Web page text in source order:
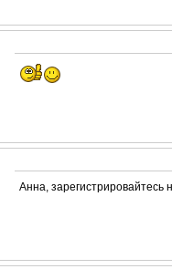
Анна, зарегистрировайтесь